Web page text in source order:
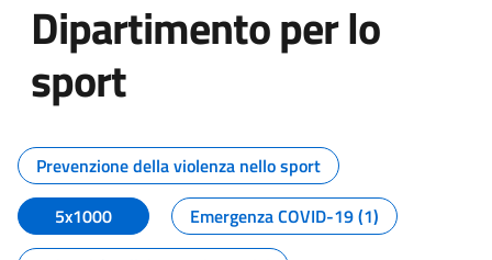
Dipartimento per lo
sport
Tutti i contenuti della pagina
Prevenzione della violenza nello sport
5x1000
Emergenza COVID-19 (1)